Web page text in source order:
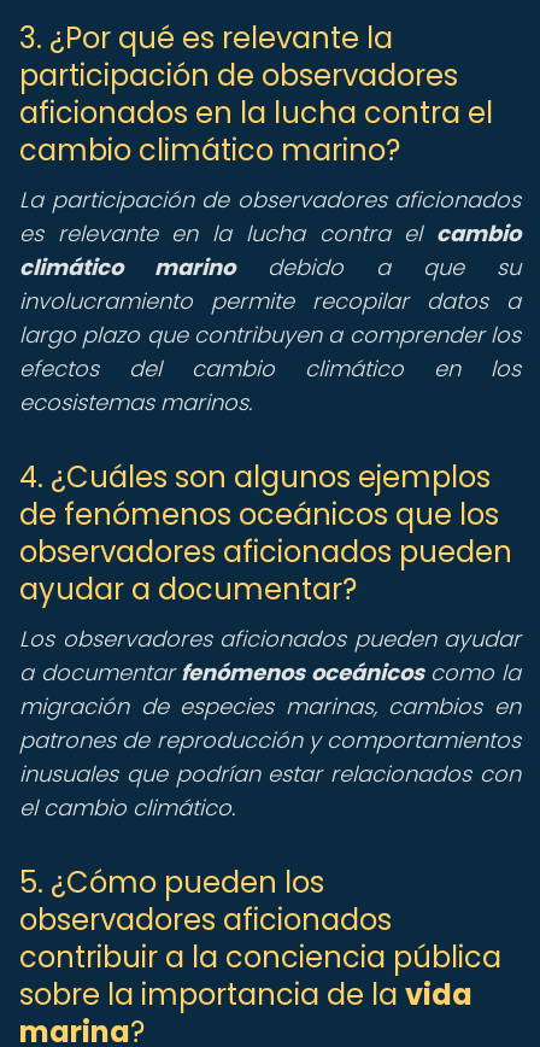
3. ¿Por qué es relevante la
participación de observadores
aficionados en la lucha contra el
cambio climático marino?
La participación de observadores aficionados
es relevante en la lucha contra el cambio
climático marinodebido a que su
involucramiento permite recopilar datos a
largo plazo que contribuyen a comprender los
efectos del cambio climático en los
ecosistemas marinos.
4. ¿Cuáles son algunos ejemplos
de fenómenos oceánicos que los
observadores aficionados pueden
ayudar a documentar?
Los observadores aficionados pueden ayudar
a documentarfenómenos oceánicoscomo la
migración de especies marinas, cambios en
patrones de reproducción y comportamientos
inusuales que podrían estar relacionados con
el cambio climático.
5. ¿Cómo pueden los
observadores aficionados
contribuir a la conciencia pública
sobre la importancia de la vida
marina?